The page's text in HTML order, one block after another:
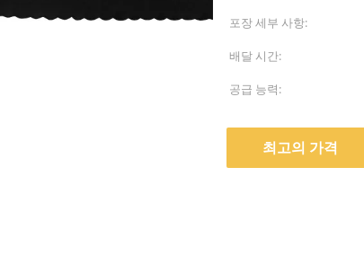
포장 세부 사항:
배달 시간:
공급 능력:
최고의 가격